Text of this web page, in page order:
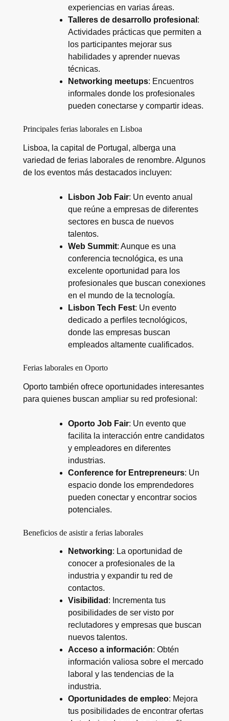
experiencias en varias áreas.
Talleres de desarrollo profesional :
Actividades prácticas que permiten a
los participantes mejorar sus
habilidades y aprender nuevas
técnicas.
Networking meetups: Encuentros
informales donde los profesionales
pueden conectarse y compartir ideas.
Principales ferias laborales en Lisboa
Lisboa, la capital de Portugal, alberga una
variedad de ferias laborales de renombre. Algunos
de los eventos más destacados incluyen:
Lisbon Job Fair: Un evento anual
que reúne a empresas de diferentes
sectores en busca de nuevos
talentos.
Web Summit: Aunque es una
conferencia tecnológica, es una
excelente oportunidad para los
profesionales que buscan conexiones
en el mundo de la tecnología.
Lisbon Tech Fest: Un evento
dedicado a perfiles tecnológicos,
donde las empresas buscan
empleados altamente cualificados.
Ferias laborales en Oporto
Oporto también ofrece oportunidades interesantes
para quienes buscan ampliar su red profesional:
Oporto Job Fair: Un evento que
facilita la interacción entre candidatos
y empleadores en diferentes
industrias.
Conference for Entrepreneurs: Un
espacio donde los emprendedores
pueden conectar y encontrar socios
potenciales.
Beneficios de asistir a ferias laborales
Networking: La oportunidad de
conocer a profesionales de la
industria y expandir tu red de
contactos.
Visibilidad : Incrementa tus
posibilidades de ser visto por
reclutadores y empresas que buscan
nuevos talentos.
Acceso a información: Obtén
información valiosa sobre el mercado
laboral y las tendencias de la
industria.
Oportunidades de empleo: Mejora
tus posibilidades de encontrar ofertas